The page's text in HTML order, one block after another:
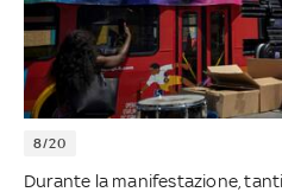
8/20
Durante la manifestazione,